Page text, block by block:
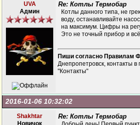
UVA
Админ
Re: Котлы Термобар
Котлы данного типа, не
воду, останавливайте
на максимум. Цифры на
Это не точный прибор и
Пиши согласно Правилам
Днепропетровск, контакты
"Контакты"
2016-01-06 10:32:02
Shakhtar
Новичок
Re: Котлы Термобар